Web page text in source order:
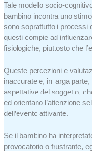
Tale modello socio-
bambino incontra uno
sono soprattutto i processi
questi compie ad
fisiologiche, piuttosto che
Queste percezioni e
inaccurate e, in larga
aspettative del soggetto,
ed orientano l’attenzione
dell’evento attivante.
Se il bambino ha
provocatorio o frustrante,